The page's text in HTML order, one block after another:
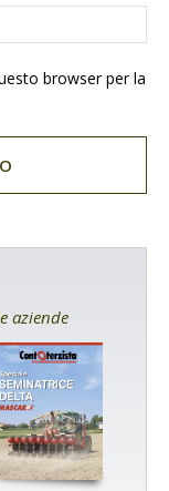
browser per la
aziende